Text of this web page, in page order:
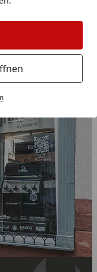
ganz in
freundlichen